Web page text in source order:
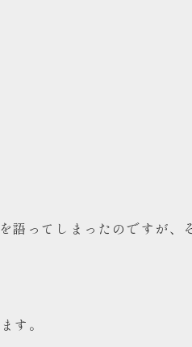
ってしまったのですが、
す。